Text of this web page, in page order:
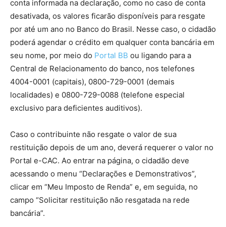
conta informada na declaração, como no caso de conta
desativada, os valores ficarão disponíveis para resgate
por até um ano no Banco do Brasil. Nesse caso, o cidadão
poderá agendar o crédito em qualquer conta bancária em
seu nome, por meio do Portal BB ou ligando para a
Central de Relacionamento do banco, nos telefones
4004-0001 (capitais), 0800-729-0001 (demais
localidades) e 0800-729-0088 (telefone especial
exclusivo para deficientes auditivos).
Caso o contribuinte não resgate o valor de sua
restituição depois de um ano, deverá requerer o valor no
Portal e-CAC. Ao entrar na página, o cidadão deve
acessando o menu “Declarações e Demonstrativos”,
clicar em “Meu Imposto de Renda” e, em seguida, no
campo “Solicitar restituição não resgatada na rede
bancária”.